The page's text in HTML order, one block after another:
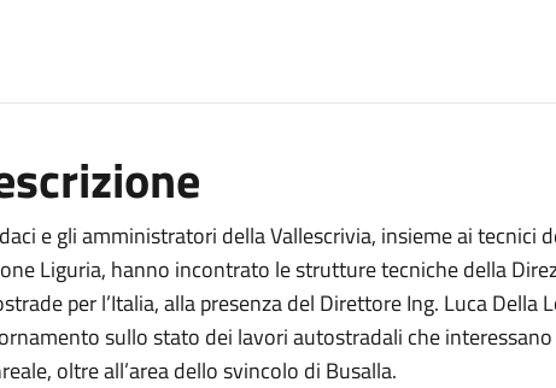
e gli amministratori della Vallescrivia, insieme ai
Liguria, hanno incontrato le strutture tecniche della
per l’Italia, alla presenza del Direttore Ing. Luca Della
sullo stato dei lavori autostradali che interessano
oltre all’area dello svincolo di Busalla.